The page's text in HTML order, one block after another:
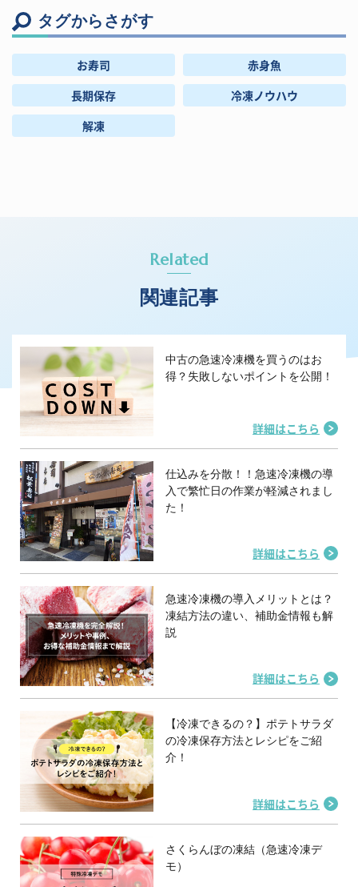
タグからさがす
お寿司
赤身魚
長期保存
冷凍ノウハウ
解凍
Related
関連記事
中古の急速冷凍機を買うのはお
得？失敗しないポイントを公開！
詳細はこちら
仕込みを分散！！急速冷凍機の導
入で繁忙日の作業が軽減されまし
た！
詳細はこちら
急速冷凍機の導入メリットとは？
凍結方法の違い、補助金情報も解
説
詳細はこちら
【冷凍できるの？】ポテトサラダ
の冷凍保存方法とレシピをご紹
介！
詳細はこちら
さくらんぼの凍結（急速冷凍デ
モ）